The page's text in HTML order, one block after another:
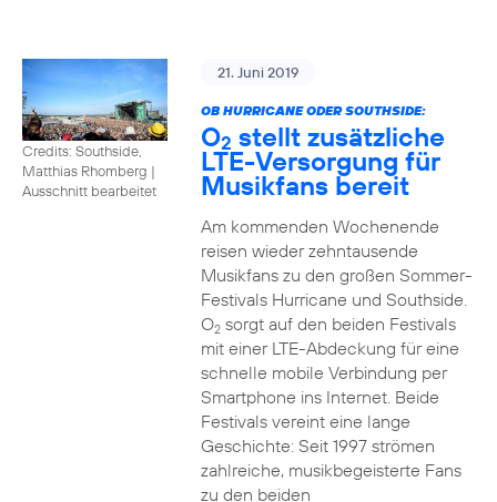
Credits: Southside,
Matthias Rhomberg |
Ausschnitt bearbeitet
21. Juni 2019
OB HURRICANE ODER SOUTHSIDE:
O2 stellt zusätzliche
LTE-Versorgung für
Musikfans bereit
Am kommenden Wochenende
reisen wieder zehntausende
Musikfans zu den großen Sommer-
Festivals Hurricane und Southside.
O2sorgt auf den beiden Festivals
mit einer LTE-Abdeckung für eine
schnelle mobile Verbindung per
Smartphone ins Internet. Beide
Festivals vereint eine lange
Geschichte: Seit 1997 strömen
zahlreiche, musikbegeisterte Fans
zu den beiden